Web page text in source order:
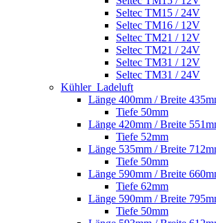
Seltec TM15 / 24V
Seltec TM16 / 12V
Seltec TM21 / 12V
Seltec TM21 / 24V
Seltec TM31 / 12V
Seltec TM31 / 24V
Kühler_Ladeluft
Länge 400mm / Breite
Tiefe 50mm
Länge 420mm / Breite
Tiefe 52mm
Länge 535mm / Breite
Tiefe 50mm
Länge 590mm / Breite
Tiefe 62mm
Länge 590mm / Breite
Tiefe 50mm